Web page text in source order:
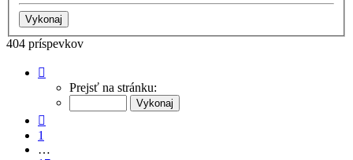
404 príspevkov
21
Prejsť na stránku:
1
…